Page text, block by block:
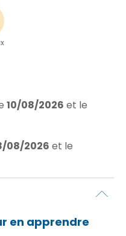
10/08/2026 et le
08/2026 et le
en apprendre